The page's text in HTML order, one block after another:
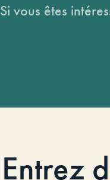
Si vous êtes
Entrez